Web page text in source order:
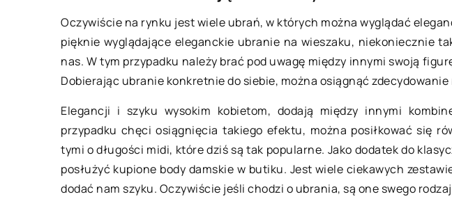
Oczywiście na rynku jest wiele ubrań, w których można wyglądać
pięknie wyglądające eleganckie ubranie na wieszaku, niekoniecznie
nas. W tym przypadku należy brać pod uwagę między innymi swoją
Dobierając ubranie konkretnie do siebie, można osiągnąć
Elegancji i szyku wysokim kobietom, dodają między innymi
przypadku chęci osiągnięcia takiego efektu, można posiłkować się
tymi o długości midi, które dziś są tak popularne. Jako dodatek do
posłużyć kupione body damskie w butiku. Jest wiele ciekawych
dodać nam szyku. Oczywiście jeśli chodzi o ubrania, są one swego
16 lipca 2022
Czy można usunąć makijaż
permanentny?
Czym jest taki makijaż? Jest to
zabieg, który polega na użyciu igły do
wstrzyknięcia tuszu do warstwy
20
by